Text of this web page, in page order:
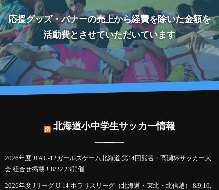
応援グッズ・バナーの売上から経費を除いた金額を
活動費とさせていただいています
北海道小中学生サッカー情報
2026年度 JFA U-12ガールズゲーム北海道 第14回熊谷・髙瀬杯サッカー大
会 組合せ掲載！8/22,23開催
2026年度 Jリーグ U-14 ポラリスリーグ（北海道・東北・北信越） 8/9,10,